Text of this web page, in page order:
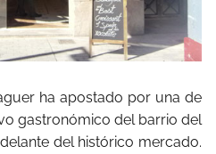
ha apostado por una de
gastronómico del barrio del
del histórico mercado.